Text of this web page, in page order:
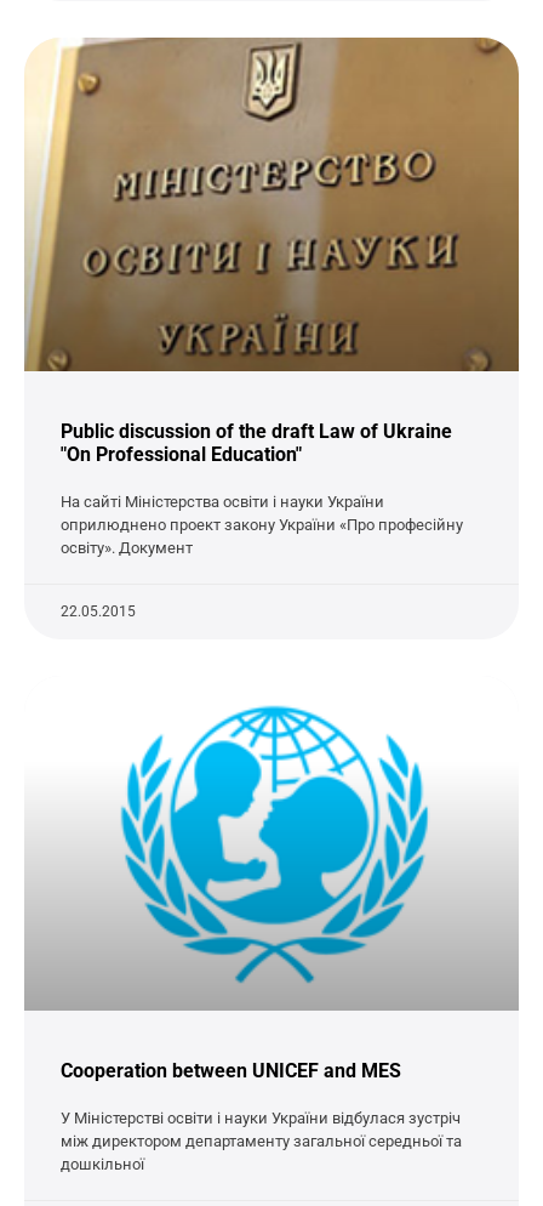
Public discussion of the draft Law of Ukraine
"On Professional Education"
На сайті Міністерства освіти і науки України
оприлюднено проект закону України «Про професійну
освіту». Документ
22.05.2015
Cooperation between UNICEF and MES
У Міністерстві освіти і науки України відбулася зустріч
між директором департаменту загальної середньої та
дошкільної